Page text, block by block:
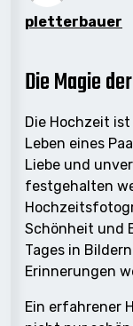
pletterbauer
Die Magie
Die Hochzeit
Leben eines
Liebe und
festgehalten
Schönheit und
Tages in
Erinnerungen
Ein erfahrener